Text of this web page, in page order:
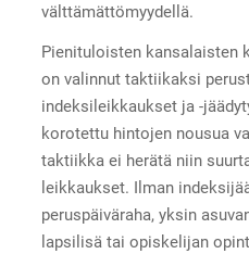
välttämättömyydellä.
Pienituloisten kansalaisten
on valinnut taktiikaksi
indeksileikkaukset ja -
korotettu hintojen nousua
taktiikka ei herätä niin
leikkaukset. Ilman
peruspäiväraha, yksin
lapsilisä tai opiskelijan